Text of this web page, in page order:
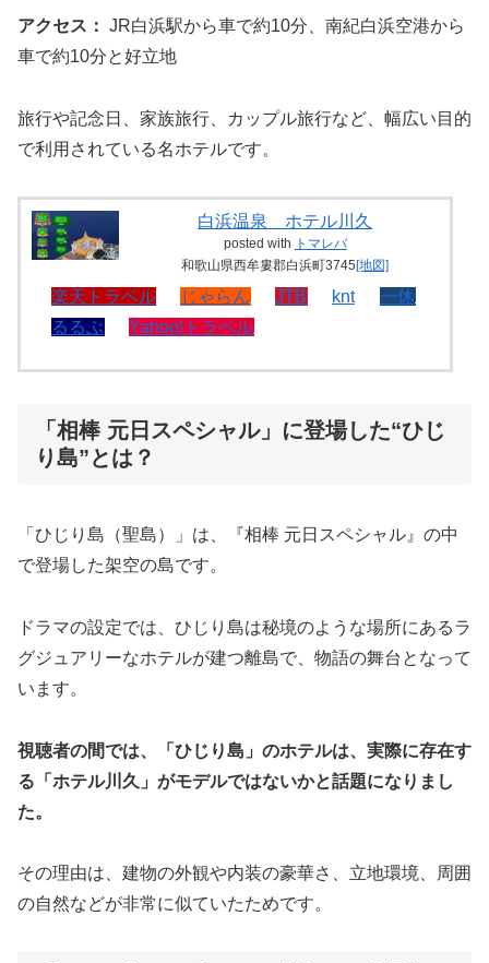
アクセス： JR白浜駅から車で約10分、南紀白浜空港から
車で約10分と好立地
旅行や記念日、家族旅行、カップル旅行など、幅広い目的
で利用されている名ホテルです。
白浜温泉 ホテル川久
posted with トマレバ
和歌山県西牟婁郡白浜町3745[地図]
楽天トラベル じゃらん JTB knt
一休
るるぶ
Yahoo!トラベル
「相棒 元日スペシャル」に登場した“ひじ
り島”とは？
「ひじり島（聖島）」は、『相棒 元日スペシャル』の中
で登場した架空の島です。
ドラマの設定では、ひじり島は秘境のような場所にあるラ
グジュアリーなホテルが建つ離島で、物語の舞台となって
います。
視聴者の間では、「ひじり島」のホテルは、実際に存在す
る「ホテル川久」がモデルではないかと話題になりまし
た。
その理由は、建物の外観や内装の豪華さ、立地環境、周囲
の自然などが非常に似ていたためです。